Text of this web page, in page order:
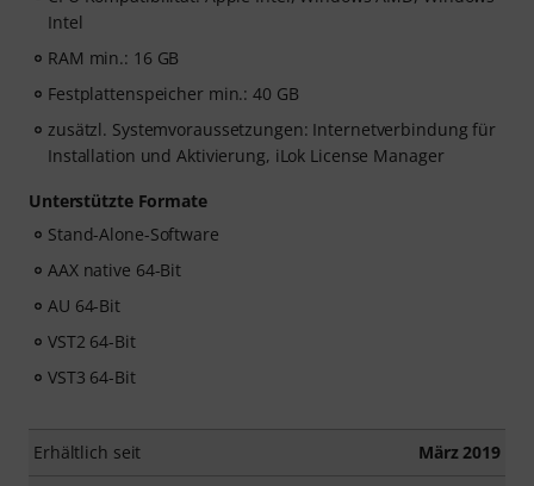
Intel
RAM min.: 16 GB
Festplattenspeicher min.: 40 GB
zusätzl. Systemvoraussetzungen: Internetverbindung für
Installation und Aktivierung, iLok License Manager
Unterstützte Formate
Stand-Alone-Software
AAX native 64-Bit
AU 64-Bit
VST2 64-Bit
VST3 64-Bit
Erhältlich seit März 2019